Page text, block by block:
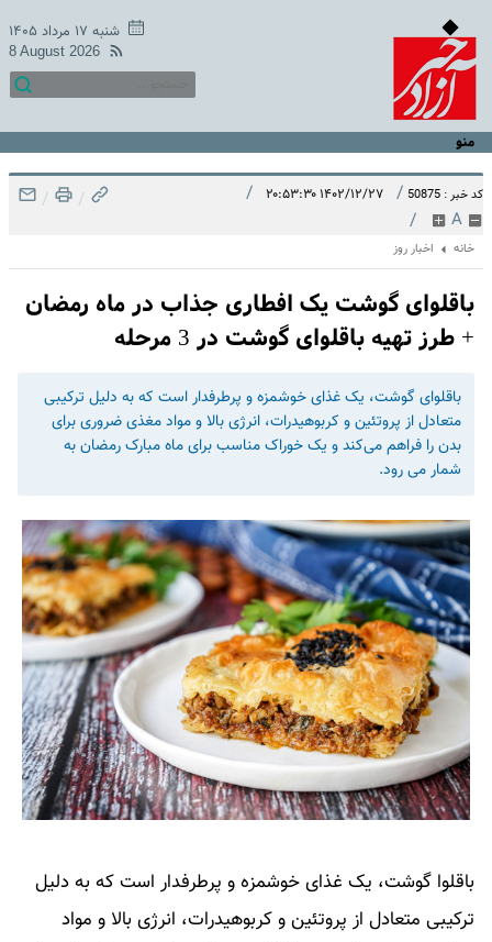
شنبه ۱۷ مرداد ۱۴۰۵
8 August 2026
منو
کد خبر : 50875 / ۱۴۰۲/۱۲/۲۷ ۲۰:۵۳:۳۰ /
A
/
/
/
خانه اخبار روز
باقلوای گوشت یک افطاری جذاب در ماه رمضان
+ طرز تهیه باقلوای گوشت در 3 مرحله
باقلوای گوشت، یک غذای خوشمزه و پرطرفدار است که به دلیل ترکیبی
متعادل از پروتئین و کربوهیدرات، انرژی بالا و مواد مغذی ضروری برای
بدن را فراهم می‌کند و یک خوراک مناسب برای ماه مبارک رمضان به
شمار می رود.
باقلوا گوشت، یک غذای خوشمزه و پرطرفدار است که به دلیل
ترکیبی متعادل از پروتئین و کربوهیدرات، انرژی بالا و مواد